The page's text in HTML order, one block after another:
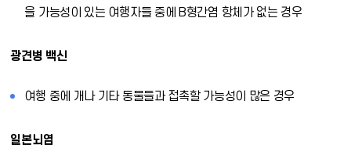
을 가능성이 있는 여행자들 중에 B형간염 항체가 없는 경우
광견병 백신
여행 중에 개나 기타 동물들과 접촉할 가능성이 많은 경우
일본뇌염